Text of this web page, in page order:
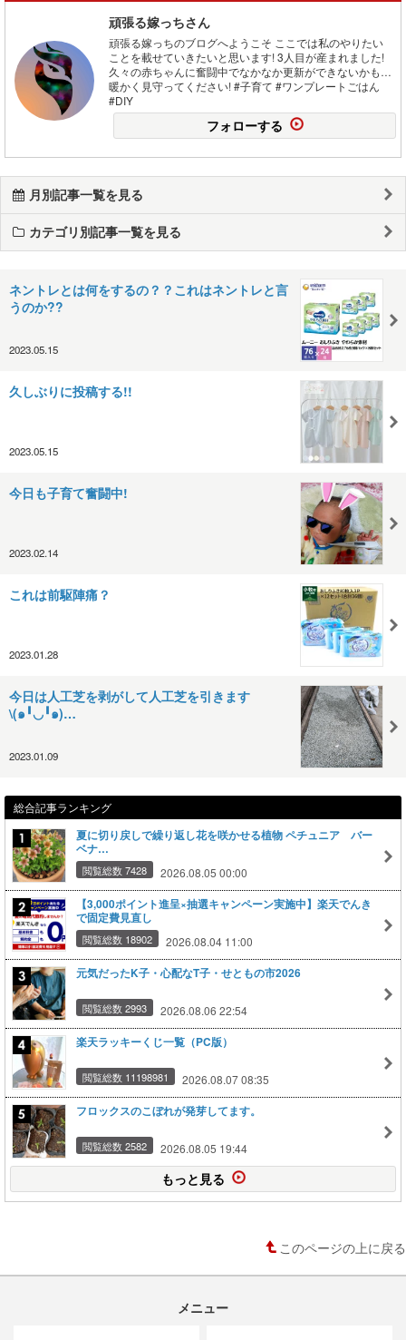
頑張る嫁っちさん
頑張る嫁っちのブログへようこそ ここでは私のやりたい
ことを載せていきたいと思います! 3人目が産まれました!
久々の赤ちゃんに奮闘中でなかなか更新ができないかも…
暖かく見守ってください! #子育て #ワンプレートごはん
#DIY
フォローする
月別記事一覧を見る
カテゴリ別記事一覧を見る
ネントレとは何をするの？？これはネントレと言
うのか??
2023.05.15
久しぶりに投稿する!!
2023.05.15
今日も子育て奮闘中!
2023.02.14
これは前駆陣痛？
2023.01.28
今日は人工芝を剥がして人工芝を引きます
\⁠(⁠๑⁠╹⁠◡⁠╹⁠๑⁠)⁠…
2023.01.09
総合記事ランキング
夏に切り戻しで繰り返し花を咲かせる植物 ペチュニア バー
ベナ…
閲覧総数 7428 2026.08.05 00:00
【3,000ポイント進呈×抽選キャンペーン実施中】楽天でんき
で固定費見直し
閲覧総数 18902 2026.08.04 11:00
元気だったK子・心配なT子・せともの市2026
閲覧総数 2993 2026.08.06 22:54
楽天ラッキーくじ一覧（PC版）
閲覧総数 11198981 2026.08.07 08:35
フロックスのこぼれが発芽してます。
閲覧総数 2582 2026.08.05 19:44
もっと見る
このページの上に戻る
メニュー